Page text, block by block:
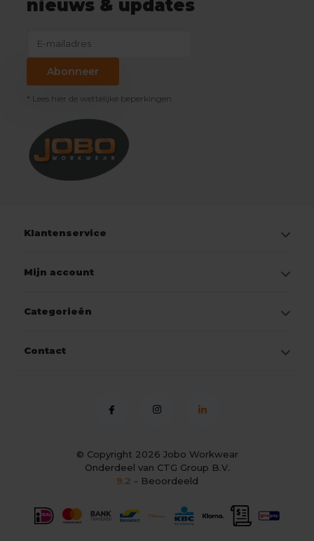
nieuws & updates
Abonneer
* Lees hier de wettelijke beperkingen
Klantenservice
Mijn account
Categorieën
Contact
© Copyright 2026 Jobo Workwear
Onderdeel van CTG Group B.V.
9.2 - Beoordeeld